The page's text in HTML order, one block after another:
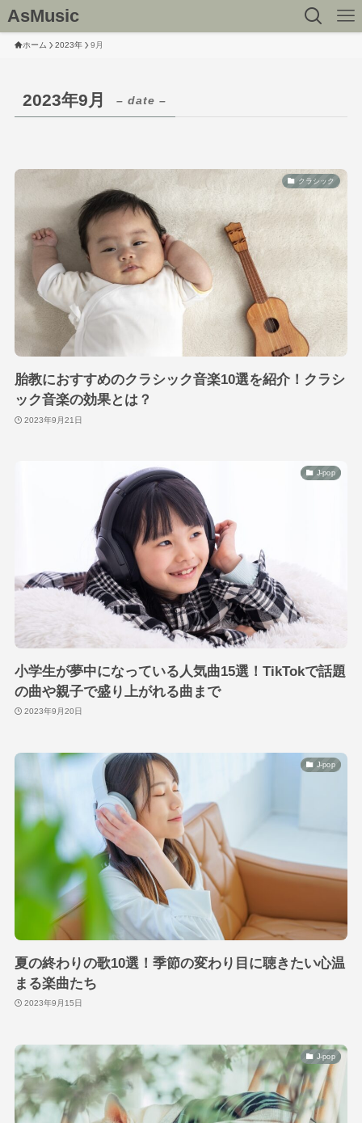
AsMusic
ホーム 2023年 9月
2023年9月 – date –
クラシック
胎教におすすめのクラシック音楽10選を紹介！クラシ
ック音楽の効果とは？
2023年9月21日
J-pop
小学生が夢中になっている人気曲15選！TikTokで話題
の曲や親子で盛り上がれる曲まで
2023年9月20日
J-pop
夏の終わりの歌10選！季節の変わり目に聴きたい心温
まる楽曲たち
2023年9月15日
J-pop